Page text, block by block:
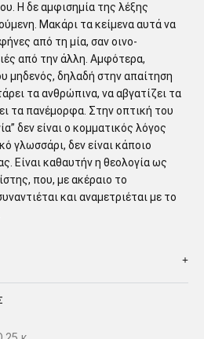
Η δε αμφισημία της λέξης
Μακάρι τα κείμενα αυτά να
από τη μία, σαν οινο-
από την άλλη. Αμφότερα,
μηδενός, δηλαδή στην απαίτηση
τα ανθρώπινα, να αβγατίζει τα
τα πανέμορφα. Στην οπτική του
δεν είναι ο κομματικός λόγος
γλωσσάρι, δεν είναι κάποιο
Είναι καθαυτήν η θεολογία ως
που, με ακέραιο το
και αναμετριέται με το